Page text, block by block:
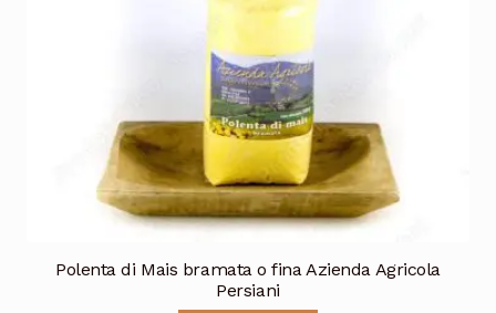
Polenta di Mais bramata o fina Azienda Agricola
Persiani